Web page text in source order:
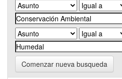
Comenzar nueva busqueda